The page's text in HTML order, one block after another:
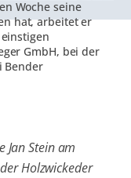
Woche seine
hat, arbeitet er
GmbH, bei der
Bender
Jan Stein am
Holzwickeder